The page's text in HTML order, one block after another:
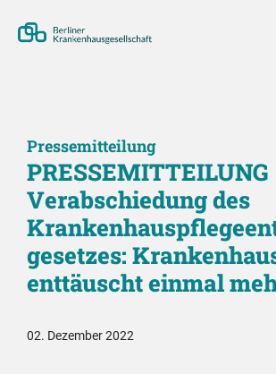
Pressemitteilung
PRESSEMITTEILUNG
Verabschiedung des
gesetzes:
enttäuscht einmal
02. Dezember 2022